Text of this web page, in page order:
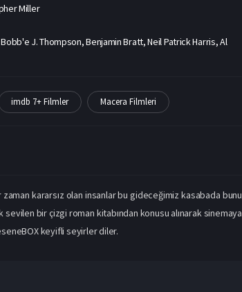
Miller
J. Thompson, Benjamin Bratt, Neil Patrick Harris, Al
imdb 7+ Filmler Macera Filmleri
kararsız olan insanlar bu gideceğimiz kasabada bunu
bir çizgi roman kitabından konusu alınarak sinemaya
keyifli seyirler diler.